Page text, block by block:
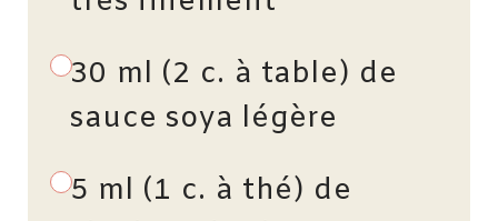
30 ml (2 c. à table) de
sauce soya légère
5 ml (1 c. à thé) de